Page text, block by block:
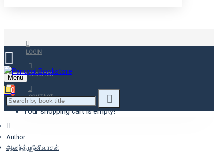
LOGIN
REGISTER
CONTACT
Menu
0
Your shopping cart is empty!
Author
ஆனந்த் ஶ்ரீனிவாசன்